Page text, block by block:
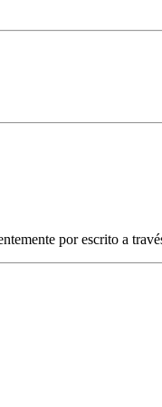
por escrito a